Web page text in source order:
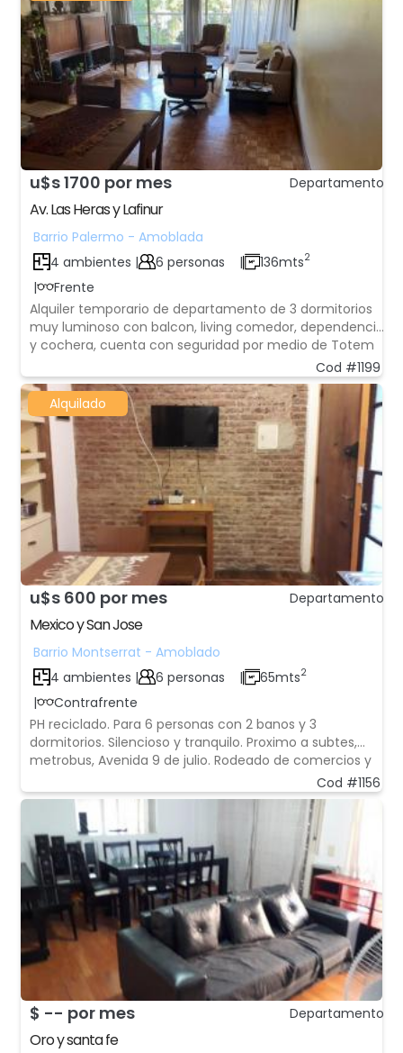
u$s 1700 por mes Departamento
Av. Las Heras y Lafinur
Barrio Palermo - Amoblada
4 ambientes |
6 personas | 136mts2
|
Frente
Alquiler temporario de departamento de 3 dormitorios
muy luminoso con balcon, living comedor, dependencia
y cochera, cuenta con seguridad por medio de Totem
y tiene encargado, en excelente ubicacion sobre la Av.
Las Heras y Lafinur, sector Botanico, proximo a Plaza
Italia, Ecoparque, Parque Las Her
Cod #1199
Alquilado
u$s 600 por mes Departamento
Mexico y San Jose
Barrio Montserrat - Amoblado
4 ambientes |
6 personas | 65mts2
|
Contrafrente
PH reciclado. Para 6 personas con 2 banos y 3
dormitorios. Silencioso y tranquilo. Proximo a subtes,
metrobus, Avenida 9 de julio. Rodeado de comercios y
servicios generales. Caracteristicas 4 ambientes |6
personas |65mts 2 |Wifi Equipamentos Heladera Cocina
Horno Cafetera Microondas In
Cod #1156
$ -- por mes Departamento
Oro y santa fe